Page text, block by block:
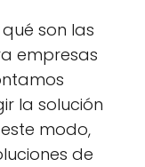
son las
empresas
la solución
modo,
de